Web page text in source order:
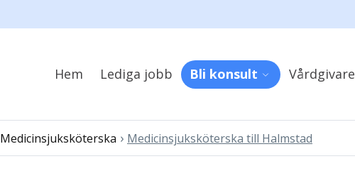
Hem Lediga jobb Bli konsult Vårdgivare
Medicinsjuksköterska › Medicinsjuksköterska till Halmstad